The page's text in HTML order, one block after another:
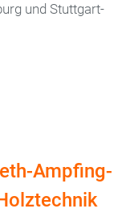
und Stuttgart-
Ampfing-